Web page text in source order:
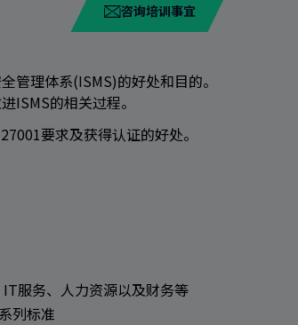
咨询培训事宜
管理体系(ISMS)的好处和目的。
ISMS的相关过程。
要求及获得认证的好处。
服务、人力资源以及财务等
列标准